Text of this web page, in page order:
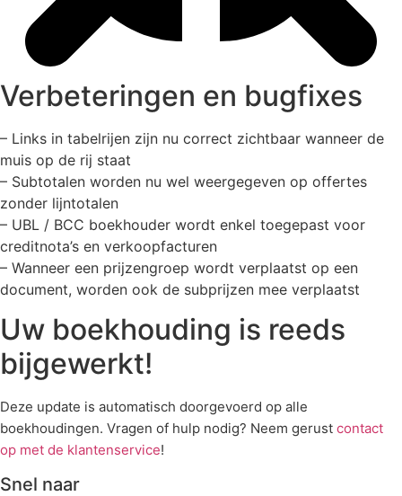
Verbeteringen en bugfixes
– Links in tabelrijen zijn nu correct zichtbaar wanneer de
muis op de rij staat
– Subtotalen worden nu wel weergegeven op offertes
zonder lijntotalen
– UBL / BCC boekhouder wordt enkel toegepast voor
creditnota’s en verkoopfacturen
– Wanneer een prijzengroep wordt verplaatst op een
document, worden ook de subprijzen mee verplaatst
Uw boekhouding is reeds
bijgewerkt!
Deze update is automatisch doorgevoerd op alle
boekhoudingen. Vragen of hulp nodig? Neem gerust contact
op met de klantenservice!
Snel naar